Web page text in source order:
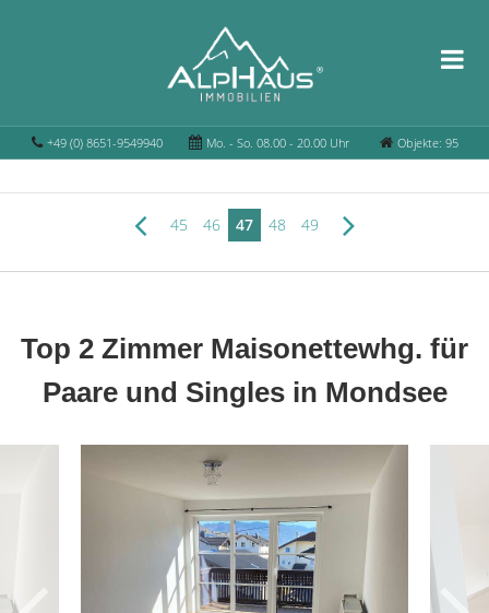
+49 (0) 8651-9549940 Mo. - So. 08.00 - 20.00 Uhr Objekte: 95
45 46 47 48 49
Top 2 Zimmer Maisonettewhg. für
Paare und Singles in Mondsee